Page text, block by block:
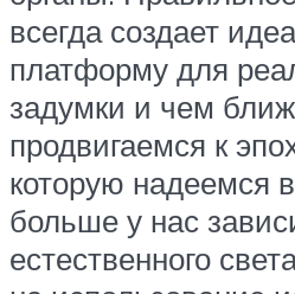
всегда создает
платформу для
задумки и чем
продвигаемся к
которую надеемся
больше у нас
естественного